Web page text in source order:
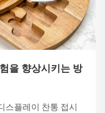
을 향상시키는 방
스플레이 찬통 접시